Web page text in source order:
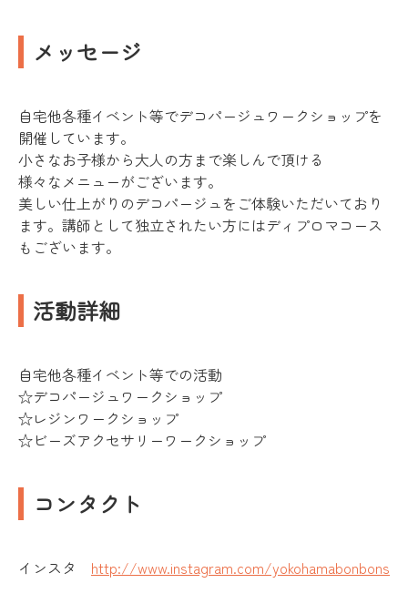
メッセージ
自宅他各種イベント等でデコパージュワークショップを
開催しています。
小さなお子様から大人の方まで楽しんで頂ける
様々なメニューがございます。
美しい仕上がりのデコパージュをご体験いただいており
ます。講師として独立されたい方にはディプロマコース
もございます。
活動詳細
自宅他各種イベント等での活動
☆デコパージュワークショップ
☆レジンワークショップ
☆ビーズアクセサリーワークショップ
コンタクト
インスタ http://www.instagram.com/yokohamabonbons